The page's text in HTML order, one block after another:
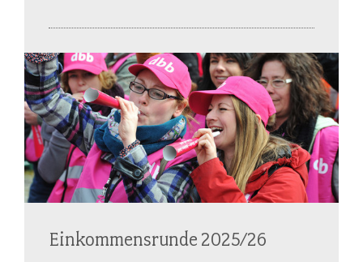
Einkommensrunde 2025/26